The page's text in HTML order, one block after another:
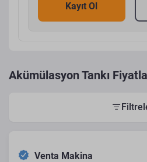
Kayıt Ol
Akümülasyon Tankı
Venta Makina